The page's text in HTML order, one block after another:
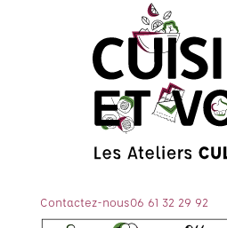
Contactez-nous06 61 32 29 92